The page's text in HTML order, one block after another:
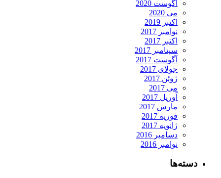
آگوست 2020
می 2020
اکتبر 2019
نوامبر 2017
اکتبر 2017
سپتامبر 2017
آگوست 2017
جولای 2017
ژوئن 2017
می 2017
آوریل 2017
مارس 2017
فوریه 2017
ژانویه 2017
دسامبر 2016
نوامبر 2016
دسته‌ها